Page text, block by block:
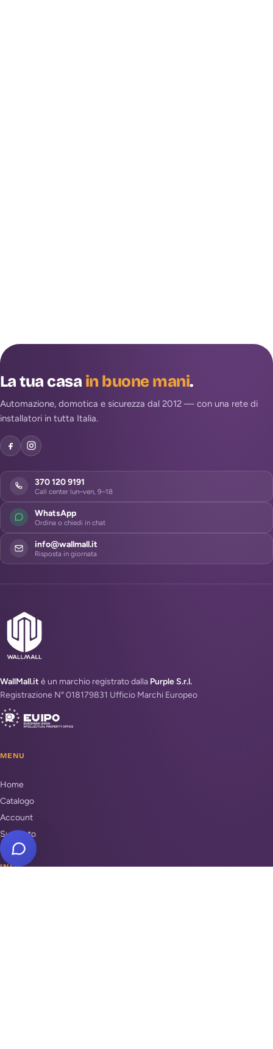
La tua casain buone mani.
Automazione, domotica e sicurezza dal 2012 — con una rete di
installatori in tutta Italia.
370 120 9191
Call center lun–ven, 9–18
WhatsApp
Ordina o chiedi in chat
info@wallmall.it
Risposta in giornata
WallMall.it è un marchio registrato dalla Purple S.r.l.
Registrazione N° 018179831 Ufficio Marchi Europeo
MENU
Home
Catalogo
Account
Supporto
INFO